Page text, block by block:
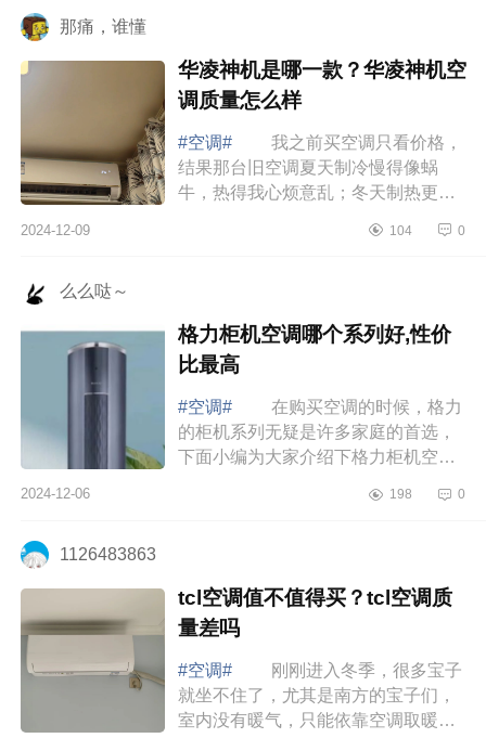
那痛，谁懂
华凌神机是哪一款？华凌神机空
调质量怎么样
#空调#
我之前买空调只看价格，
结果那台旧空调夏天制冷慢得像蜗
牛，热得我心烦意乱；冬天制热更是
电费还高得吓人，简直就是“电老虎”。
2024-12-09 104 0
么么哒～
格力柜机空调哪个系列好,性价
比最高
#空调#
在购买空调的时候，格力
的柜机系列无疑是许多家庭的首选，
下面小编为大家介绍下格力柜机空调
空调哪个系列好,性价比最高 过年
2024-12-06 198 0
1126483863
tcl空调值不值得买？tcl空调质
量差吗
#空调#
刚刚进入冬季，很多宝子
就坐不住了，尤其是南方的宝子们，
室内没有暖气，只能依靠空调取暖。